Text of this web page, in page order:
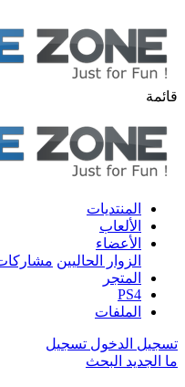
قائمة
المنتديات
الألعاب
الأعضاء
الزوار الحاليين
المتجر
PS4
الملفات
تسجيل الدخول تسجيل
ما الجديد البحث